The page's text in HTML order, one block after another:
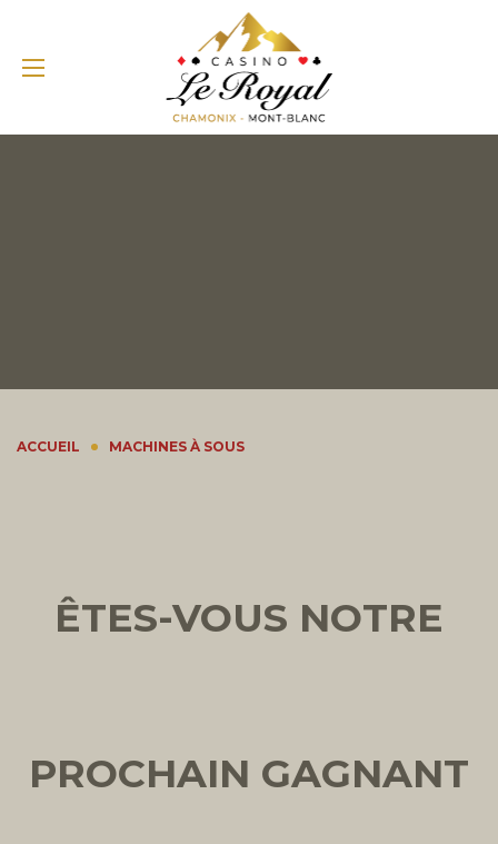
ACCUEIL MACHINES À SOUS
ÊTES-VOUS NOTRE
PROCHAIN GAGNANT